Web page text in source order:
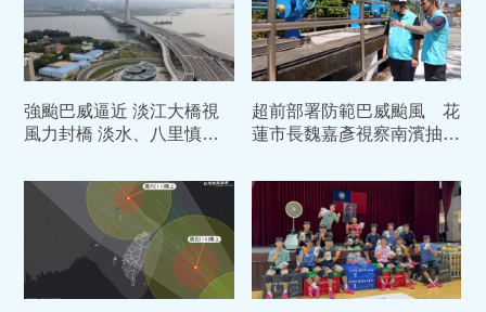
強颱巴威逼近 淡江大橋視
風力封橋 淡水、八里慎防
超前部署防範巴威颱風 花
蓮市長魏嘉彥視察南濱抽水